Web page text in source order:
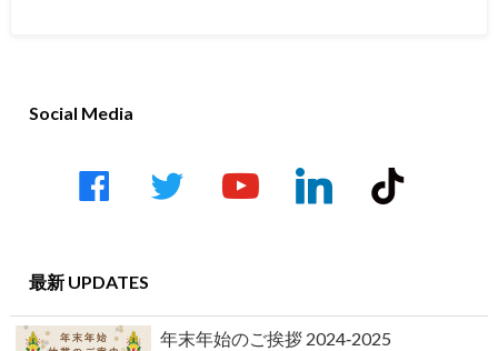
Social Media
facebook twitter
youtube-
play
linkedin tiktok
最新 UPDATES
年末年始のご挨拶 2024‐2025